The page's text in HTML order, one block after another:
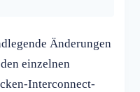
Änderungen
einzelnen
Interconnect-